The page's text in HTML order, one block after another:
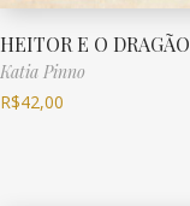
HEITOR E O DRAGÃO
Katia Pinno
R$42,00